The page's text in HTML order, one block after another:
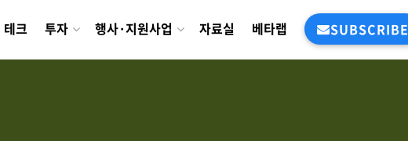
테크 투자 행사·지원사업 자료실 베타랩 SUBSCRIBE